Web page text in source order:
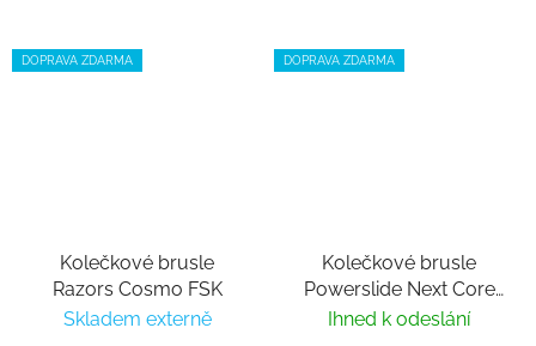
DOPRAVA ZDARMA
Kolečkové brusle
Razors Cosmo FSK
Skladem externě
DOPRAVA ZDARMA
Kolečkové brusle
Powerslide Next Core
Black 90 Trinity 2024
Ihned k odeslání